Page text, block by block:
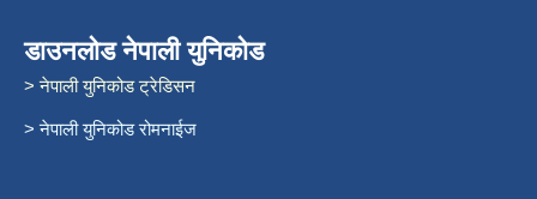
डाउनलोड नेपाली युनिकोड
> नेपाली युनिकोड ट्रेडिसन
> नेपाली युनिकोड रोमनाईज